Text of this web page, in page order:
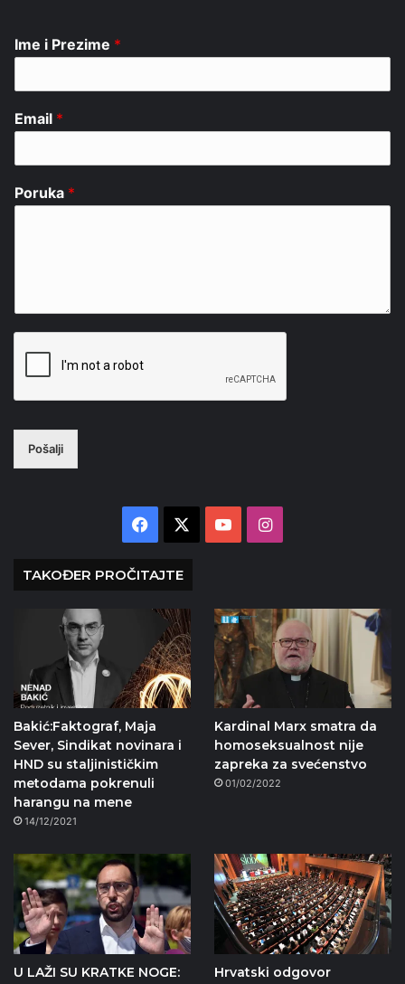
Ime i Prezime *
Email *
Poruka *
Pošalji
Facebook YouTubeInstagram
TAKOĐER PROČITAJTE
Bakić:Faktograf, Maja
Sever, Sindikat novinara i
HND su staljinističkim
metodama pokrenuli
harangu na mene
14/12/2021
Kardinal Marx smatra da
homoseksualnost nije
zapreka za svećenstvo
01/02/2022
U LAŽI SU KRATKE NOGE:
Hrvatski odgovor